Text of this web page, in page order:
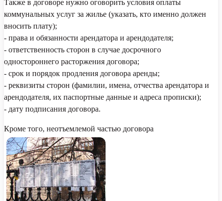
Также в договоре нужно оговорить условия оплаты
коммунальных услуг за жилье (указать, кто именно должен
вносить плату);
- права и обязанности арендатора и арендодателя;
- ответственность сторон в случае досрочного
одностороннего расторжения договора;
- срок и порядок продления договора аренды;
- реквизиты сторон (фамилии, имена, отчества арендатора и
арендодателя, их паспортные данные и адреса прописки);
- дату подписания договора.
Кроме того, неотъемлемой частью договора